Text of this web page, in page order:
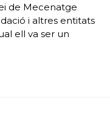
de Mecenatge
i altres entitats
ell va ser un